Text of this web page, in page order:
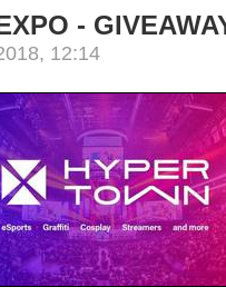
-
12:14